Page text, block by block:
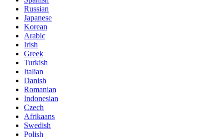
Russian
Japanese
Korean
Arabic
Irish
Greek
Turkish
Italian
Danish
Romanian
Indonesian
Czech
Afrikaans
Swedish
Polish